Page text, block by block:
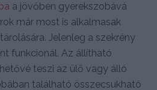
a jövőben gyerekszobává
már most is alkalmasak
Jelenleg a szekrény
funkcionál. Az állítható
teszi az ülő vagy álló
található összecsukható